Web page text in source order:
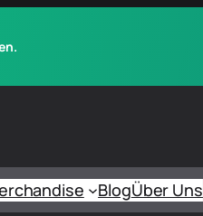
BlogÜber Uns